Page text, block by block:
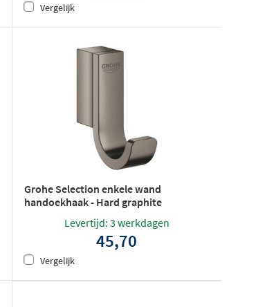
Vergelijk
Grohe Selection enkele wand
handoekhaak - Hard graphite
Levertijd: 3 werkdagen
45,70
Vergelijk